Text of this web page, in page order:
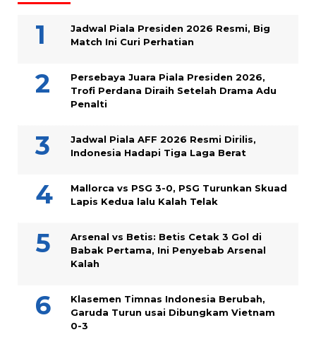
Jadwal Piala Presiden 2026 Resmi, Big
Match Ini Curi Perhatian
Persebaya Juara Piala Presiden 2026,
Trofi Perdana Diraih Setelah Drama Adu
Penalti
Jadwal Piala AFF 2026 Resmi Dirilis,
Indonesia Hadapi Tiga Laga Berat
Mallorca vs PSG 3-0, PSG Turunkan Skuad
Lapis Kedua lalu Kalah Telak
Arsenal vs Betis: Betis Cetak 3 Gol di
Babak Pertama, Ini Penyebab Arsenal
Kalah
Klasemen Timnas Indonesia Berubah,
Garuda Turun usai Dibungkam Vietnam
0-3